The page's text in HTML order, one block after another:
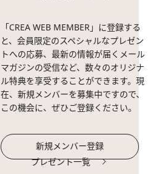
「CREA WEB MEMBER」に登録する
と、会員限定のスペシャルなプレゼン
トへの応募、最新の情報が届くメール
マガジンの受信など、数々のオリジナ
ル特典を享受することができます。現
在、新規メンバーを募集中ですので、
この機会に、ぜひご登録ください。
新規メンバー登録
プレゼント一覧